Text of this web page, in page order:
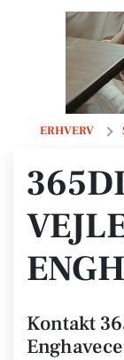
ERHVERV
Kontakt